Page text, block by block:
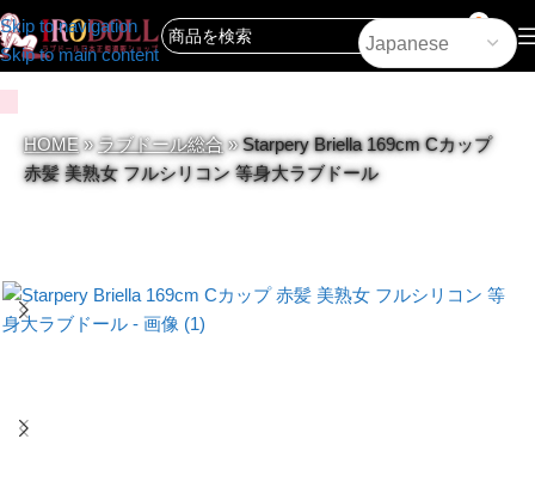
Skip to navigation
Skip to main content
0
HOME»ラブドール総合»Starpery Briella 169cm Cカップ
赤髪 美熟女 フルシリコン 等身大ラブドール